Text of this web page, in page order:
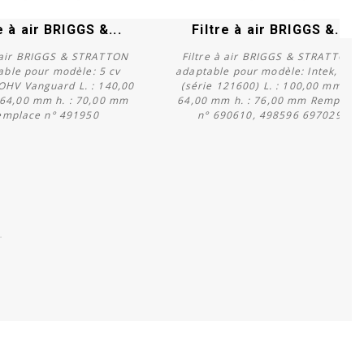
Acheter
à air BRIGGS &...
BRIGGS & STRATTON
pour modèle: 5 cv
Vanguard L. : 140,00
mm h. : 70,00 mm
n° 491950
Acheter
Filtre à air BRIGGS &...
Filtre à air BRIGGS & STRATTON
adaptable pour modèle: Intek, OHV
(série 121600) L. : 100,00 mm l. :
64,00 mm h. : 76,00 mm Remplace
n° 690610, 498596 697029